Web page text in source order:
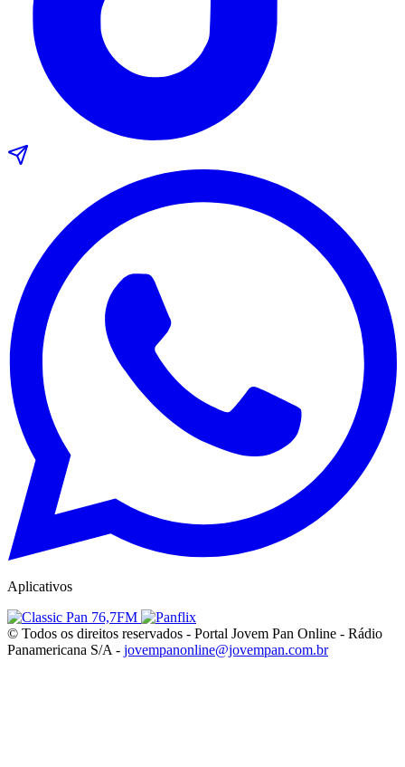
Aplicativos
© Todos os direitos reservados - Portal Jovem Pan Online - Rádio
Panamericana S/A - jovempanonline@jovempan.com.br